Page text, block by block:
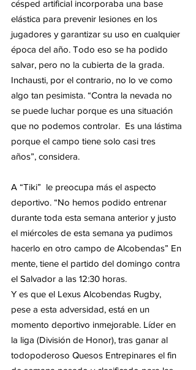
césped artificial incorporaba una base
elástica para prevenir lesiones en los
jugadores y garantizar su uso en cualquier
época del año. Todo eso se ha podido
salvar, pero no la cubierta de la grada.
Inchausti, por el contrario, no lo ve como
algo tan pesimista. “Contra la nevada no
se puede luchar porque es una situación
que no podemos controlar.  Es una lástima
porque el campo tiene solo casi tres
años”, considera.
A “Tiki”  le preocupa más el aspecto
deportivo. “No hemos podido entrenar
durante toda esta semana anterior y justo
el miércoles de esta semana ya pudimos
hacerlo en otro campo de Alcobendas” En
mente, tiene el partido del domingo contra
el Salvador a las 12:30 horas.
Y es que el Lexus Alcobendas Rugby,
pese a esta adversidad, está en un
momento deportivo inmejorable. Líder en
la liga (División de Honor), tras ganar al
todopoderoso Quesos Entrepinares el fin